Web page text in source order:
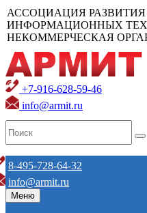
АССОЦИАЦИЯ
ИНФОРМАЦИОННЫХ
НЕКОММЕРЧЕСКАЯ
+7-916-628-59-46
info@armit.ru
8-495-728-64-32
info@armit.ru
Меню